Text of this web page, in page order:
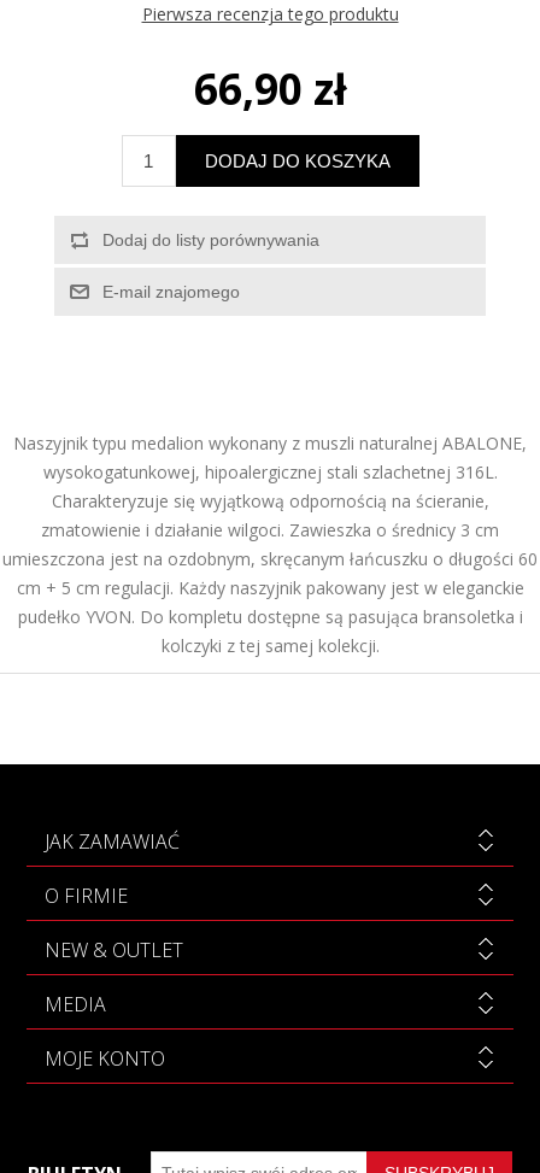
Pierwsza recenzja tego produktu
66,90 zł
Naszyjnik typu medalion wykonany z muszli naturalnej ABALONE,
wysokogatunkowej, hipoalergicznej stali szlachetnej 316L.
Charakteryzuje się wyjątkową odpornością na ścieranie,
zmatowienie i działanie wilgoci. Zawieszka o średnicy 3 cm
umieszczona jest na ozdobnym, skręcanym łańcuszku o długości 60
cm + 5 cm regulacji. Każdy naszyjnik pakowany jest w eleganckie
pudełko YVON. Do kompletu dostępne są pasująca bransoletka i
kolczyki z tej samej kolekcji.
JAK ZAMAWIAĆ
O FIRMIE
NEW & OUTLET
MEDIA
MOJE KONTO